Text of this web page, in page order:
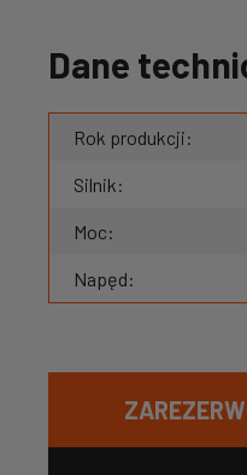
Dane
Rok produkcji:
Silnik:
Moc:
Napęd: